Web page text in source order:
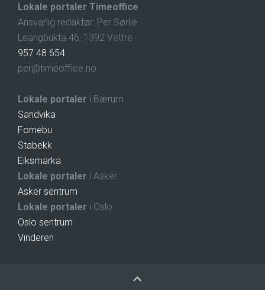
Lokale portaler Timeoffice
Ansvarlig redaktør: Per Sørlie
Leangbukta 46, 1392 Vettre
957 48 654
per@timeoffice.no
Lokale portaler i Bærum
Sandvika
Fornebu
Stabekk
Eiksmarka
Lokale portaler i Asker
Asker sentrum
Lokale portaler i Oslo
Oslo sentrum
Vinderen